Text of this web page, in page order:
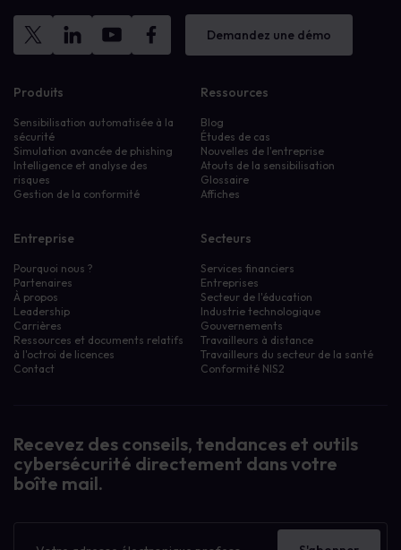
Demandez une démo
Produits
Sensibilisation automatisée à la
sécurité
Simulation avancée de phishing
Intelligence et analyse des
risques
Gestion de la conformité
Ressources
Blog
Études de cas
Nouvelles de l'entreprise
Atouts de la sensibilisation
Glossaire
Affiches
Entreprise
Pourquoi nous ?
Partenaires
À propos
Leadership
Carrières
Ressources et documents relatifs
à l'octroi de licences
Contact
Secteurs
Services financiers
Entreprises
Secteur de l'éducation
Industrie technologique
Gouvernements
Travailleurs à distance
Travailleurs du secteur de la santé
Conformité NIS2
Recevez des conseils, tendances et outils
cybersécurité directement dans votre
boîte mail.